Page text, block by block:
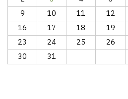
9
10 11 12
16
17 18 19
23
24 25 26
30
31